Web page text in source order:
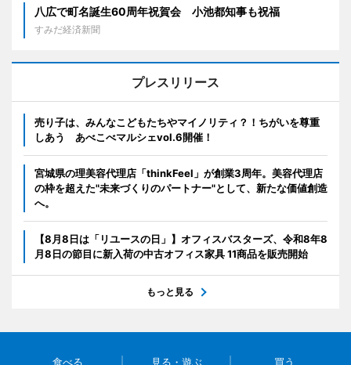
八広で町名誕生60周年祝賀会 小池都知事も祝福
すみだ経済新聞
プレスリリース
売り子は、みんなこどもたちやマイノリティ？！ちがいを尊重
しあう あべこべマルシェvol.6開催！
宮城県の理美容代理店「thinkFeel」が創業3周年。美容代理店
の枠を超えた"未来づくりのパートナー"として、新たな価値創造
へ。
【8月8日は「リユースの日」】オフィスバスターズ、令和8年8
月8日の節目に新入荷の中古オフィス家具 11商品を販売開始
もっと見る
食べる 見る・遊ぶ 買う